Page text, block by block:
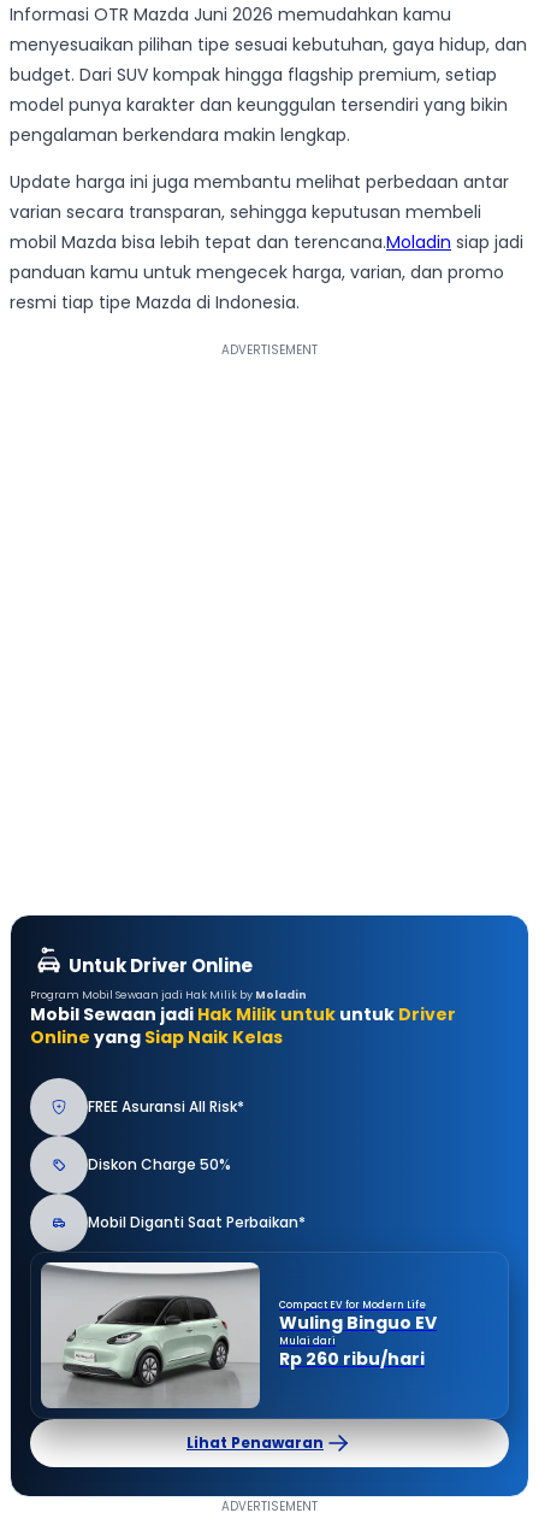
Informasi OTR Mazda Juni 2026 memudahkan kamu
menyesuaikan pilihan tipe sesuai kebutuhan, gaya hidup, dan
budget. Dari SUV kompak hingga flagship premium, setiap
model punya karakter dan keunggulan tersendiri yang bikin
pengalaman berkendara makin lengkap.
Update harga ini juga membantu melihat perbedaan antar
varian secara transparan, sehingga keputusan membeli
mobil Mazda bisa lebih tepat dan terencana.Moladin siap jadi
panduan kamu untuk mengecek harga, varian, dan promo
resmi tiap tipe Mazda di Indonesia.
Untuk Driver Online
Program Mobil Sewaan jadi Hak Milik by Moladin
Mobil Sewaan jadi Hak Milik untuk untuk Driver
Online yang Siap Naik Kelas
FREE Asuransi All Risk*
Diskon Charge 50%
Mobil Diganti Saat Perbaikan*
Compact EV for Modern Life
Wuling Binguo EV
Mulai dari
Rp 260 ribu/hari
Lihat Penawaran